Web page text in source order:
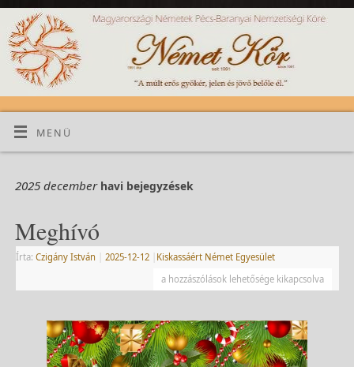
MENÜ
2025 decemberhavi bejegyzések
Meghívó
Írta: Czigány István 2025-12-12
Kiskassáért Német Egyesület
a hozzászólások lehetősége kikapcsolva